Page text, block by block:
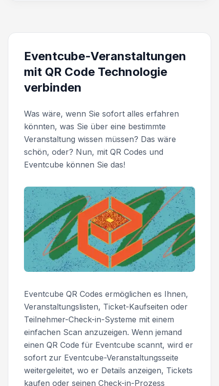
Eventcube-Veranstaltungen
mit QR Code Technologie
verbinden
Was wäre, wenn Sie sofort alles erfahren
könnten, was Sie über eine bestimmte
Veranstaltung wissen müssen? Das wäre
schön, oder? Nun, mit QR Codes und
Eventcube können Sie das!
Eventcube QR Codes ermöglichen es Ihnen,
Veranstaltungslisten, Ticket-Kaufseiten oder
Teilnehmer-Check-in-Systeme mit einem
einfachen Scan anzuzeigen. Wenn jemand
einen QR Code für Eventcube scannt, wird er
sofort zur Eventcube-Veranstaltungsseite
weitergeleitet, wo er Details anzeigen, Tickets
kaufen oder seinen Check-in-Prozess